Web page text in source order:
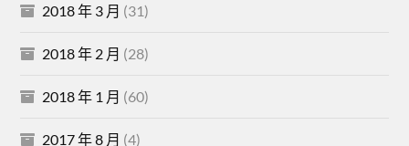
2018 年 3 月 (31)
2018 年 2 月 (28)
2018 年 1 月 (60)
2017 年 8 月 (4)